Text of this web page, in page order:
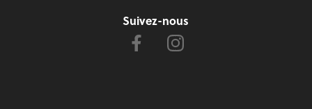
Suivez-nous